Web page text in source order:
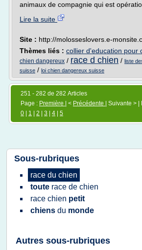
animaux de compagnie qui est
Lire la suite
Site : http://molosseslovers.e-
Thèmes liés : collier d'education pour
chien dangereux / race d chien / liste
suisse / loi chien dangereux suisse
251 - 282 de 282 Articles
Page : Première | < Précédente
| Suivante >
0
1 2 3 4 5
Sous-rubriques
race du chien
toute race de chien
race chien petit
chiens du monde
Autres sous-rubriques